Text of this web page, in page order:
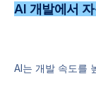
AI 개발에서
AI는 개발 속도를